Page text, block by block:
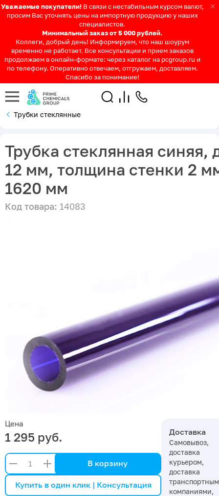
Уважаемые покупатели! В связи с нестабильным курсом валют,
просим Вас уточнять цены на импортную продукцию у наших
специалистов.
Минимальный заказ от 5 000 рублей.
Коллеги, добрый день! Информируем, что наш шоурум
временно не работает. Все консультации и прием заказов
продолжаем в онлайн-формате: через каталог на pcgroup.ru и
по телефону. Оперативно отвечаем, отгружаем, доставляем.
Спасибо за понимание!
Трубки стеклянные
Трубка стеклянная синяя,
12 мм, толщина стенки 2
1620 мм
Код товара: 14083
Цена
1 295 руб.
В корзину
Купить в один клик | Консультация
Доставка
Самовывоз,
доставка
курьером,
доставка
компаниями,